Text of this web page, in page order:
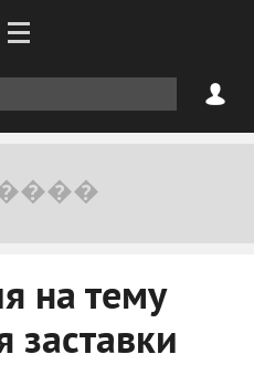
на тему
заставки